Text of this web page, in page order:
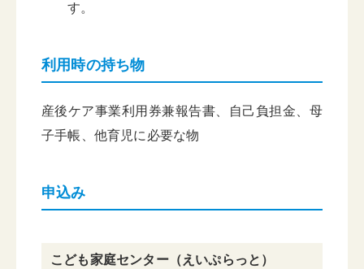
す。
利用時の持ち物
産後ケア事業利用券兼報告書、自己負担金、母
子手帳、他育児に必要な物
申込み
こども家庭センター（えいぷらっと）